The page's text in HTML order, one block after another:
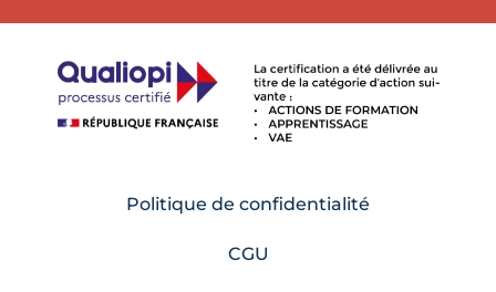
Politique de confidentialité
CGU